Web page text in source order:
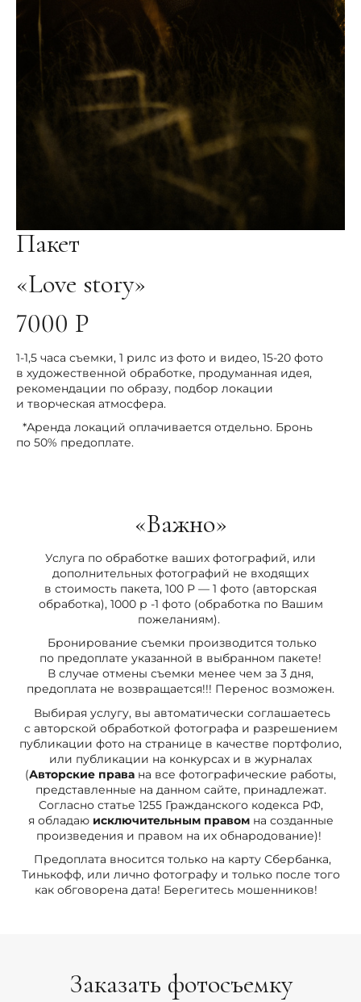
Пакет
«Love story»
7000 Р
1-1,5 часа съемки, 1 рилс из фото и видео, 15-20 фото
в художественной обработке, продуманная идея,
рекомендации по образу, подбор локации
и творческая атмосфера.
*Аренда локаций оплачивается отдельно. Бронь
по 50% предоплате.
«Важно»
Услуга по обработке ваших фотографий, или
дополнительных фотографий не входящих
в стоимость пакета, 100 Р — 1 фото (авторская
обработка), 1000 р -1 фото (обработка по Вашим
пожеланиям).
Бронирование съемки производится только
по предоплате указанной в выбранном пакете!
В случае отмены съемки менее чем за 3 дня,
предоплата не возвращается!!! Перенос возможен.
Выбирая услугу, вы автоматически соглашаетесь
с авторской обработкой фотографа и разрешением
публикации фото на странице в качестве портфолио,
или публикации на конкурсах и в журналах
(Авторские права на все фотографические работы,
представленные на данном сайте, принадлежат.
Согласно статье 1255 Гражданского кодекса РФ,
я обладаю исключительным правомна созданные
произведения и правом на их обнародование)!
Предоплата вносится только на карту Сбербанка,
Тинькофф, или лично фотографу и только после того
как обговорена дата! Берегитесь мошенников!
Заказать фотосъемку